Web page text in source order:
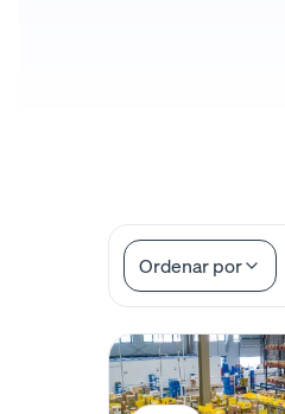
Ordenar por